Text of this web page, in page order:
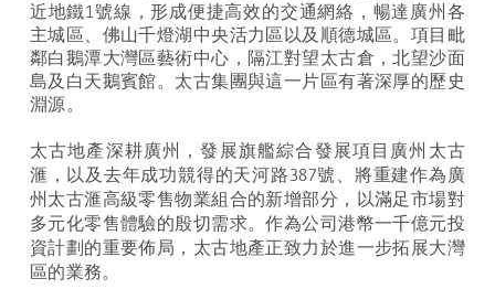
近地鐵1號線，形成便捷高效的交通網絡，暢達廣州各
主城區、佛山千燈湖中央活力區以及順德城區。項目毗
鄰白鵝潭大灣區藝術中心，隔江對望太古倉，北望沙面
島及白天鵝賓館。太古集團與這一片區有著深厚的歷史
淵源。
太古地產深耕廣州，發展旗艦綜合發展項目廣州太古
滙 ，以及去年成功競得的天河路387號、將重建作為廣
州太古滙高級零售物業組合的新增部分，以滿足市場對
多元化零售體驗的殷切需求。作為公司港幣一千億元投
資計劃的重要佈局，太古地產正致力於進一步拓展大灣
區的業務。